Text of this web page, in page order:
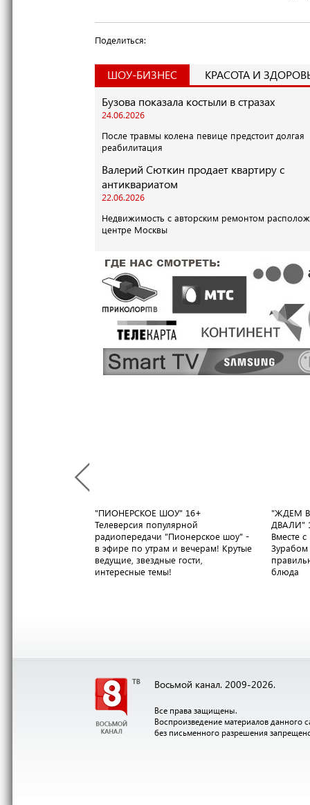
Поделиться:
ШОУ-БИЗНЕС
КРАСОТА И
Бузова показала костыли в стразах
24.06.2026
После травмы колена певице предстоит долгая
реабилитация
Валерий Сюткин продает квартиру с
антиквариатом
22.06.2026
Недвижимость с авторским ремонтом
центре Москвы
"ПИОНЕРСКОЕ ШОУ" 16+
Телеверсия популярной
радиопередачи "Пионерское шоу" -
в эфире по утрам и вечерам! Крутые
ведущие, звездные гости,
интересные темы!
"ЖДЕМ
ДВАЛИ"
Вместе
Зурабом
блюда
Восьмой канал. 2009-2026.
Все права защищены.
Воспроизведение материалов данного
без письменного разрешения